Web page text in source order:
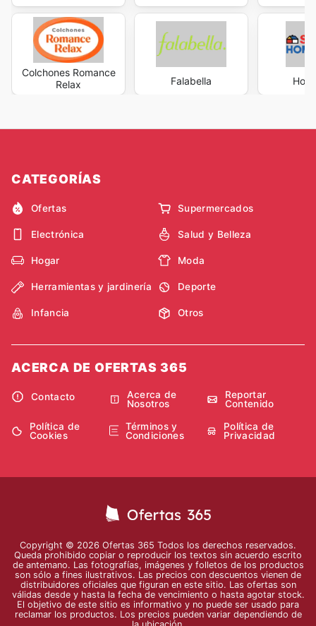
Colchones Romance
Relax
Falabella
CATEGORÍAS
Ofertas Supermercados
Electrónica Salud y Belleza
Hogar Moda
Herramientas y jardinería Deporte
Infancia Otros
ACERCA DE OFERTAS 365
Contacto
Acerca de
Nosotros
Reportar
Contenido
Política de
Cookies
Términos y
Condiciones
Política de
Privacidad
Copyright © 2026 Ofertas 365 Todos los derechos reservados.
Queda prohibido copiar o reproducir los textos sin acuerdo escrito
de antemano. Las fotografías, imágenes y folletos de los productos
son sólo a fines ilustrativos. Las precios con descuentos vienen de
distribuidores oficiales que figuran en este sitio. Las ofertas son
válidas desde y hasta la fecha de vencimiento o hasta agotar stock.
El objetivo de este sitio es informativo y no puede ser usado para
reclamar los productos. Los precios pueden variar dependiendo de